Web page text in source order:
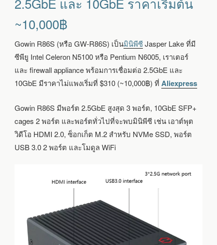
PC
2.5GBE
10GBE
ราคา
ต้น
~10,000฿
Gowin R86S (หรือ GW-R86S) เป็นมินิพีซีJasper Lake ที่มี
ซีพียู Intel Celeron N5100 หรือ Pentium N6005, เราเตอร์
และ firewall appliance พร้อมการเชื่อมต่อ 2.5GbE และ
10GbE มีราคาไม่แพงเริ่มที่ $310 (~10,000฿) ที่ Aliexpress
Gowin R86S มีพอร์ต 2.5GbE สูงสุด 3 พอร์ต, 10GbE SFP+
cages 2 พอร์ต และพอร์ตทั่วไปที่จะพบมินิพีซี เช่น เอาต์พุต
วิดีโอ HDMI 2.0, ซ็อกเก็ต M.2 สำหรับ NVMe SSD, พอร์ต
USB 3.0 2 พอร์ต และโมดูล WiFi